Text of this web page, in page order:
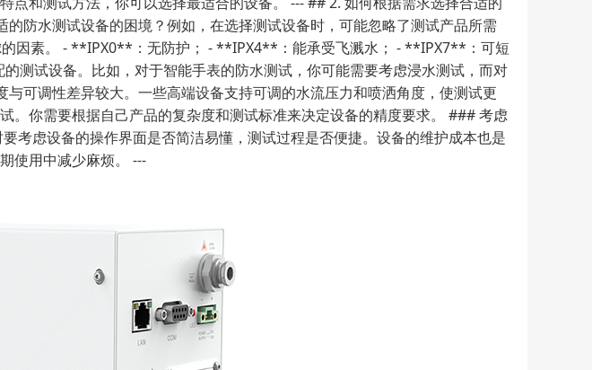
防水测试设备的困境？例如，在选择测试设备时，可能忽略了测试产品所需
因素。 - **IPX0**：无防护； - **IPX4**：能承受飞溅水； - **IPX7**：可短
测试设备。比如，对于智能手表的防水测试，你可能需要考虑浸水测试，而对
可调性差异较大。一些高端设备支持可调的水流压力和喷洒角度，使测试更
。你需要根据自己产品的复杂度和测试标准来决定设备的精度要求。 ### 考虑
考虑设备的操作界面是否简洁易懂，测试过程是否便捷。设备的维护成本也是
使用中减少麻烦。 ---